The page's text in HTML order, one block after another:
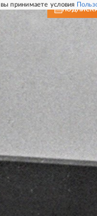
принимаете условия